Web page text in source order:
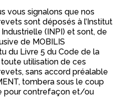
vous signalons que nos
sont déposés à l’Institut
(INPI) et sont, de
de MOBILIS
du Livre 5 du Code de la
utilisation de ces
sans accord préalable
tombera sous le coup
pour contrefaçon et/ou